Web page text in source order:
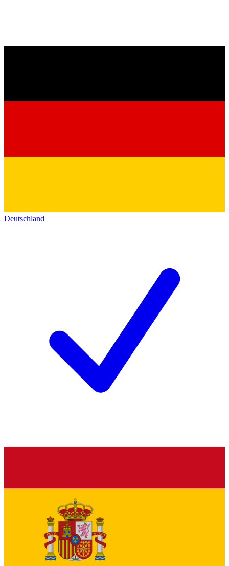
Deutschland